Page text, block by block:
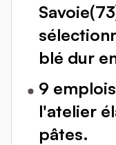
blé dur
9
l'atelier
pâtes.